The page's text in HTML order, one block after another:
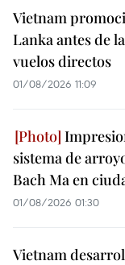
Vietnam
Lanka antes de
vuelos directos
01/08/2026 11:09
sistema de
Bach Ma en
01/08/2026 01:30
Vietnam